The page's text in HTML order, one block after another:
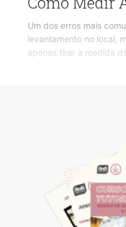
Um dos erros mais
levantamento no local,
apenas tirar a medida